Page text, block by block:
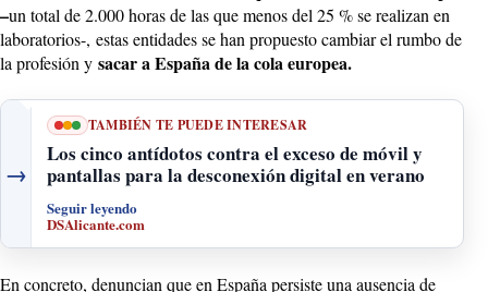
–un total de 2.000 horas de las que menos del 25 % se realizan en
laboratorios-, estas entidades se han propuesto cambiar el rumbo de
la profesión y sacar a España de la cola europea.
→
TAMBIÉN TE PUEDE INTERESAR
Los cinco antídotos contra el exceso de móvil y
pantallas para la desconexión digital en verano
Seguir leyendo
DSAlicante.com
En concreto, denuncian que en España persiste una ausencia de